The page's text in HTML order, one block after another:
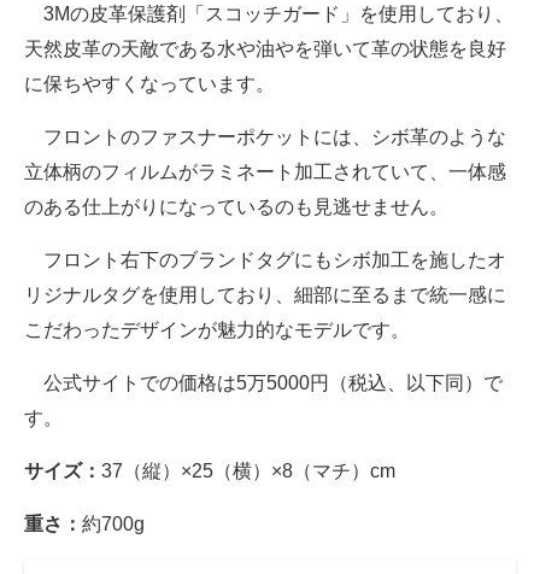
3Mの皮革保護剤「スコッチガード」を使用しており、
天然皮革の天敵である水や油やを弾いて革の状態を良好
に保ちやすくなっています。
フロントのファスナーポケットには、シボ革のような
立体柄のフィルムがラミネート加工されていて、一体感
のある仕上がりになっているのも見逃せません。
フロント右下のブランドタグにもシボ加工を施したオ
リジナルタグを使用しており、細部に至るまで統一感に
こだわったデザインが魅力的なモデルです。
公式サイトでの価格は5万5000円（税込、以下同）で
す。
サイズ： 37（縦）×25（横）×8（マチ）cm
重さ： 約700g